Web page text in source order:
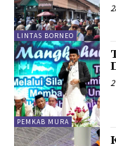
LINTAS BORNEO
PEMKAB MURA